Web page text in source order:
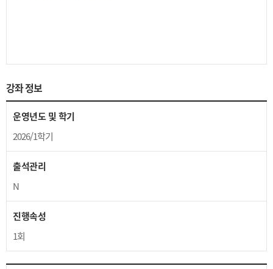
강좌 정보
운영년도 및 학기
2026/1학기
출석관리
N
진행속성
1회